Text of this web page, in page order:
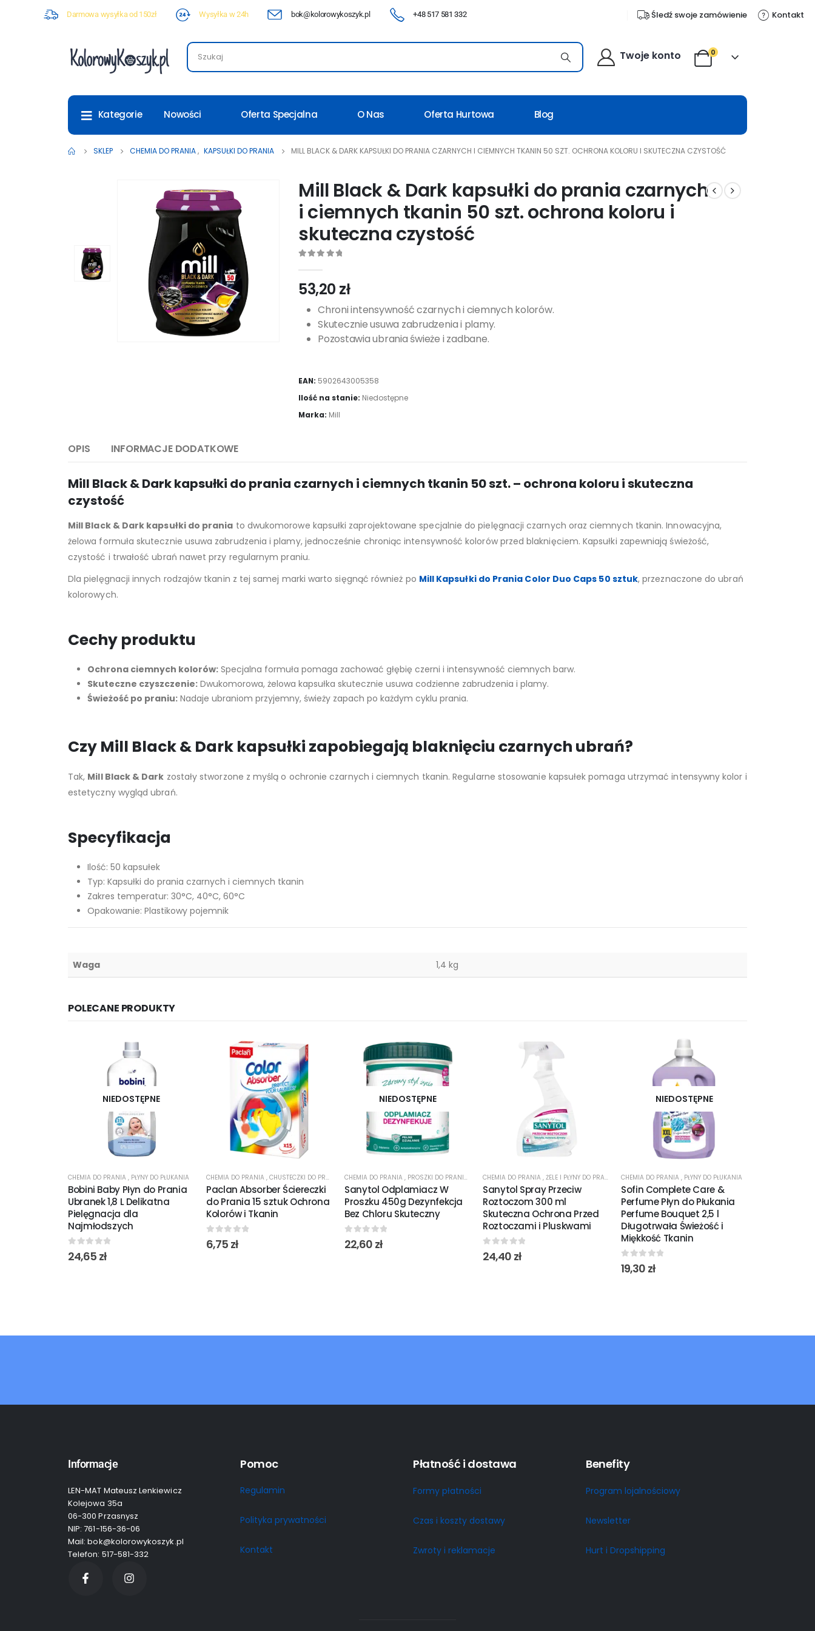
Darmowa wysyłka od 150zł Wysyłka w 24h bok@kolorowykoszyk.pl +48 517 581 332 Śledź swoje zamówienie Kontakt
Twoje konto 0
Kategorie Nowości Oferta Specjalna O Nas Oferta Hurtowa Blog
SKLEP CHEMIA DO PRANIA, KAPSUŁKI DO PRANIA MILL BLACK & DARK KAPSUŁKI DO PRANIA CZARNYCH I CIEMNYCH TKANIN 50 SZT. OCHRONA KOLORU I SKUTECZNA CZYSTOŚĆ
Mill Black & Dark kapsułki do prania czarnych
i ciemnych tkanin 50 szt. ochrona koloru i
skuteczna czystość
53,20 zł
Chroni intensywność czarnych i ciemnych kolorów.
Skutecznie usuwa zabrudzenia i plamy.
Pozostawia ubrania świeże i zadbane.
EAN: 5902643005358
Ilość na stanie: Niedostępne
Marka: Mill
OPIS INFORMACJE DODATKOWE
Mill Black & Dark kapsułki do prania czarnych i ciemnych tkanin 50 szt. – ochrona koloru i skuteczna
czystość
Mill Black & Dark kapsułki do prania to dwukomorowe kapsułki zaprojektowane specjalnie do pielęgnacji czarnych oraz ciemnych tkanin. Innowacyjna,
żelowa formuła skutecznie usuwa zabrudzenia i plamy, jednocześnie chroniąc intensywność kolorów przed blaknięciem. Kapsułki zapewniają świeżość,
czystość i trwałość ubrań nawet przy regularnym praniu.
Dla pielęgnacji innych rodzajów tkanin z tej samej marki warto sięgnąć również po Mill Kapsułki do Prania Color Duo Caps 50 sztuk, przeznaczone do ubrań
kolorowych.
Cechy produktu
Ochrona ciemnych kolorów: Specjalna formuła pomaga zachować głębię czerni i intensywność ciemnych barw.
Skuteczne czyszczenie: Dwukomorowa, żelowa kapsułka skutecznie usuwa codzienne zabrudzenia i plamy.
Świeżość po praniu: Nadaje ubraniom przyjemny, świeży zapach po każdym cyklu prania.
Czy Mill Black & Dark kapsułki zapobiegają blaknięciu czarnych ubrań?
Tak, Mill Black & Dark zostały stworzone z myślą o ochronie czarnych i ciemnych tkanin. Regularne stosowanie kapsułek pomaga utrzymać intensywny kolor i
estetyczny wygląd ubrań.
Specyfikacja
Ilość: 50 kapsułek
Typ: Kapsułki do prania czarnych i ciemnych tkanin
Zakres temperatur: 30°C, 40°C, 60°C
Opakowanie: Plastikowy pojemnik
Waga 1,4 kg
POLECANE PRODUKTY
NIEDOSTĘPNE
CHEMIA DO PRANIA , PŁYNY DO PŁUKANIA
Bobini Baby Płyn do Prania
Ubranek 1,8 L Delikatna
Pielęgnacja dla
Najmłodszych
0out of 5
24,65 zł
CHEMIA DO PRANIA , CHUSTECZKI DO PRANIA
Paclan Absorber Ściereczki
do Prania 15 sztuk Ochrona
Kolorów i Tkanin
0out of 5
6,75 zł
NIEDOSTĘPNE
CHEMIA DO PRANIA , PROSZKI DO PRANIA ŻELE I PŁYNY DO PRANIA
Sanytol Odplamiacz W
Proszku 450g Dezynfekcja
Bez Chloru Skuteczny
0out of 5
22,60 zł
CHEMIA DO PRANIA , ŻELE I PŁYNY DO PRANIA
Sanytol Spray Przeciw
Roztoczom 300 ml
Skuteczna Ochrona Przed
Roztoczami i Pluskwami
0out of 5
24,40 zł
NIEDOSTĘPNE
CHEMIA DO PRANIA , PŁYNY DO PŁUKANIA
Sofin Complete Care &
Perfume Płyn do Płukania
Perfume Bouquet 2,5 l
Długotrwała Świeżość i
Miękkość Tkanin
0out of 5
19,30 zł
Informacje
LEN-MAT Mateusz Lenkiewicz
Kolejowa 35a
06-300 Przasnysz
NIP: 761-156-36-06
Mail: bok@kolorowykoszyk.pl
Telefon: 517-581-332
Pomoc
Regulamin
Polityka prywatności
Kontakt
Płatność i dostawa
Formy płatności
Czas i koszty dostawy
Zwroty i reklamacje
Benefity
Program lojalnościowy
Newsletter
Hurt i Dropshipping